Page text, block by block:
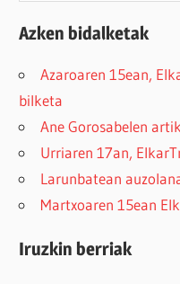
Azken bidalketak
Azaroaren 15ean,
bilketa
Ane Gorosabelen
Urriaren 17an,
Larunbatean
Martxoaren 15ean
Iruzkin berriak